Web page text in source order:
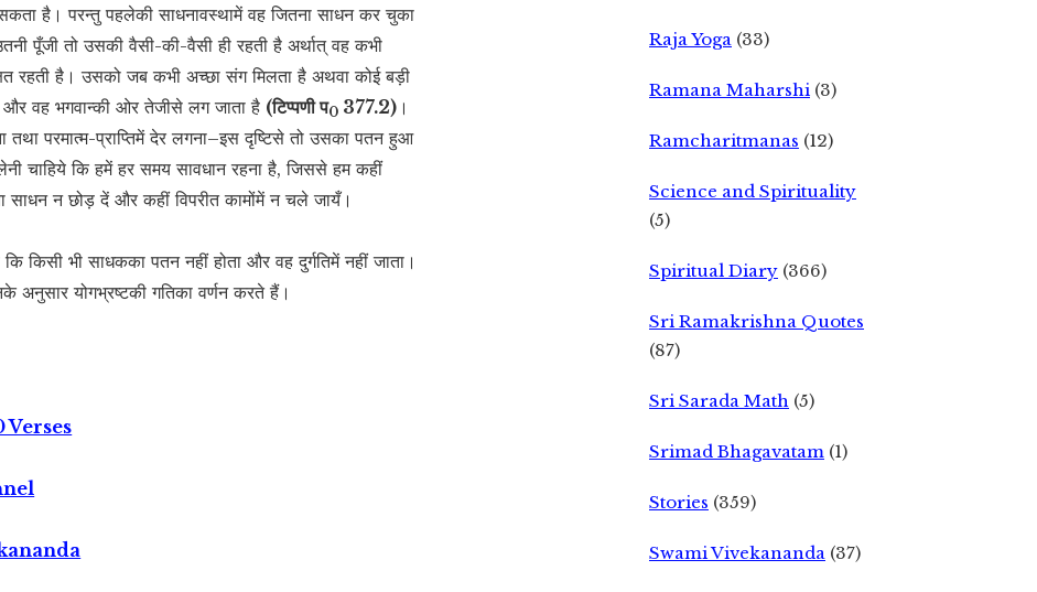
है। परन्तु पहलेकी साधनावस्थामें वह जितना साधन कर चुका
पूँजी तो उसकी वैसी-की-वैसी ही रहती है अर्थात् वह कभी
रहती है। उसको जब कभी अच्छा संग मिलता है अथवा कोई बड़ी
वह भगवान्की ओर तेजीसे लग जाता है (टिप्पणी प0 377.2) ।
तथा परमात्म-प्राप्तिमें देर लगना–इस दृष्टिसे तो उसका पतन हुआ
चाहिये कि हमें हर समय सावधान रहना है, जिससे हम कहीं
न छोड़ दें और कहीं विपरीत कामोंमें न चले जायँ।
किसी भी साधकका पतन नहीं होता और वह दुर्गतिमें नहीं जाता।
अनुसार योगभ्रष्टकी गतिका वर्णन करते हैं।
Verses
Raja Yoga (33)
Ramana Maharshi (3)
Ramcharitmanas (12)
Science and Spirituality
(5)
Spiritual Diary (366)
Sri Ramakrishna Quotes
(87)
Sri Sarada Math (5)
Srimad Bhagavatam (1)
Stories (359)
Swami Vivekananda (37)